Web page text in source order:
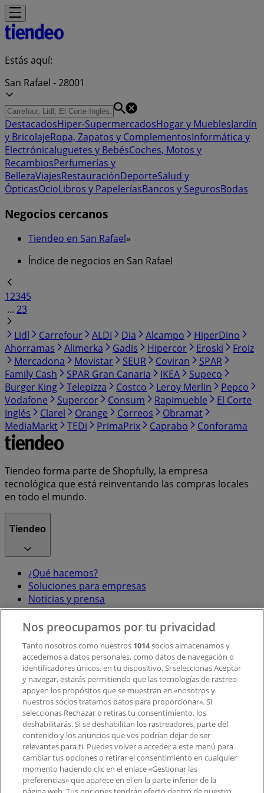
Estás aquí:
San Rafael - 28001
DestacadosHiper-SupermercadosHogar y MueblesJardín
y BricolajeRopa, Zapatos y ComplementosInformática y
ElectrónicaJuguetes y BebésCoches, Motos y
RecambiosPerfumerías y
BellezaViajesRestauraciónDeporteSalud y
ÓpticasOcioLibros y PapeleríasBancos y SegurosBodas
Negocios cercanos
Tiendeo en San Rafael»
Índice de negocios en San Rafael
12345
... 23
Lidl
Carrefour ALDI Dia Alcampo
HiperDino
Ahorramas
Alimerka Gadis Hipercor Eroski
Froiz
Mercadona
Movistar SEUR Coviran
SPAR
Family Cash
SPAR Gran Canaria IKEA
Supeco
Burger King
Telepizza Costco Leroy Merlin
Pepco
Vodafone
Supercor Consum Rapimueble
El Corte
Inglés
Clarel Orange Correos
Obramat
MediaMarkt
TEDi PrimaPrix Caprabo Conforama
Tiendeo forma parte de Shopfully, la empresa
tecnológica que está reinventando las compras locales
en todo el mundo.
Tiendeo
¿Qué hacemos?
Soluciones para empresas
Noticias y prensa
Trabaja con nosotros
Contacto
Contacto comercial y de marketing
Tienda mal colocada en el mapa
Notificar un folleto
¿Encontraste un problema en la web o en la
aplicación?
Índices
Nos preocupamos por tu privacidad
Tanto nosotros como nuestros 1014socios almacenamos y
accedemos a datos personales, como datos de navegación o
identificadores únicos, en tu dispositivo. Si seleccionas Aceptar
y navegar, estarás permitiendo que las tecnologías de rastreo
apoyen los propósitos que se muestran en «nosotros y
nuestros socios tratamos datos para proporcionar». Si
seleccionas Rechazar o retiras tu consentimiento, los
deshabilitarás. Si se deshabilitan los rastreadores, parte del
contenido y los anuncios que ves podrían dejar de ser
relevantes para ti. Puedes volver a acceder a este menú para
cambiar tus opciones o retirar el consentimiento en cualquier
momento haciendo clic en el enlace «Gestionar las
preferencias» que aparece en el en la parte inferior de la